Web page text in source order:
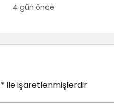
4 gün önce
* ile işaretlenmişlerdir